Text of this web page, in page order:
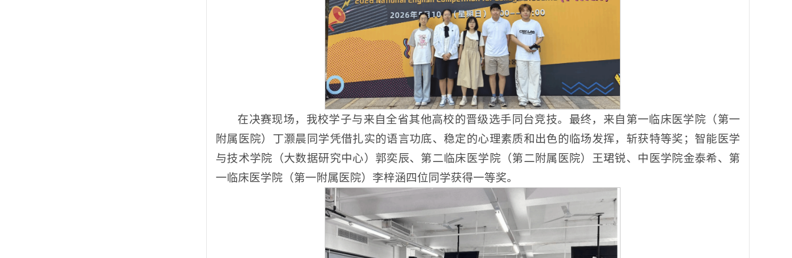
在决赛现场，我校学子与来自全省其他高校的晋级选手同台竞技。最终，来自第一临床医学院（第一
附属医院）丁灏晨同学凭借扎实的语言功底、稳定的心理素质和出色的临场发挥，斩获特等奖；智能医学
与技术学院（大数据研究中心）郭奕辰、第二临床医学院（第二附属医院）王珺锐、中医学院金泰希、第
一临床医学院（第一附属医院）李梓涵四位同学获得一等奖。